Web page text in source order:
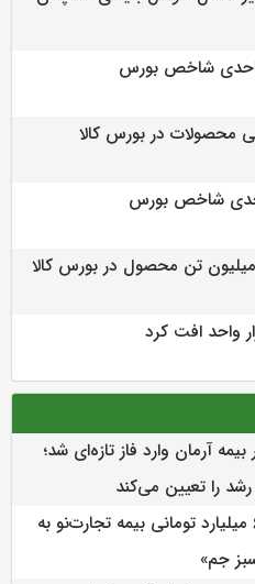
آرمان وارد فاز تازه‌ای شد؛
را تعیین می‌کند
پرداخت خسارت ۶ میلیارد تومانی بیمه تجارت‌نو به
جم»